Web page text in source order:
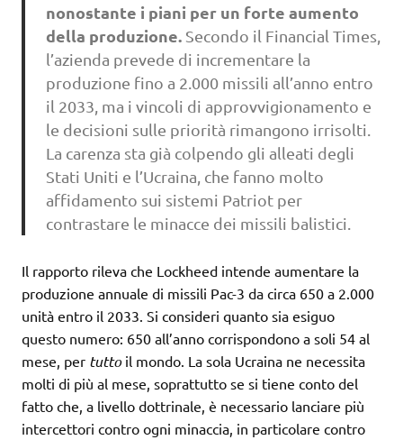
nonostante i piani per un forte aumento
della produzione.Secondo il Financial Times,
l’azienda prevede di incrementare la
produzione fino a 2.000 missili all’anno entro
il 2033, ma i vincoli di approvvigionamento e
le decisioni sulle priorità rimangono irrisolti.
La carenza sta già colpendo gli alleati degli
Stati Uniti e l’Ucraina, che fanno molto
affidamento sui sistemi Patriot per
contrastare le minacce dei missili balistici.
Il rapporto rileva che Lockheed intende aumentare la
produzione annuale di missili Pac-3 da circa 650 a 2.000
unità entro il 2033. Si consideri quanto sia esiguo
questo numero: 650 all’anno corrispondono a soli 54 al
mese, per tuttoil mondo. La sola Ucraina ne necessita
molti di più al mese, soprattutto se si tiene conto del
fatto che, a livello dottrinale, è necessario lanciare più
intercettori contro ogni minaccia, in particolare contro